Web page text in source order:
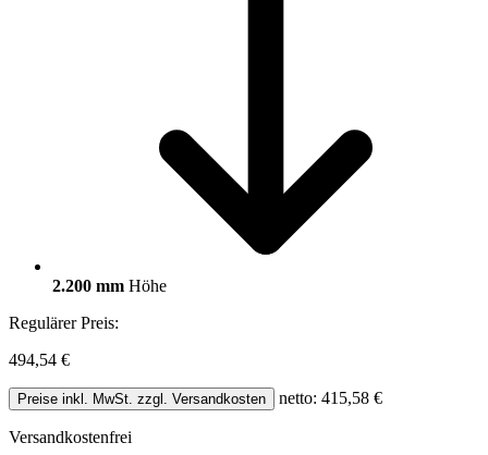
2.200 mm Höhe
Regulärer Preis:
494,54 €
Preise inkl. MwSt. zzgl. Versandkosten netto: 415,58 €
Versandkostenfrei